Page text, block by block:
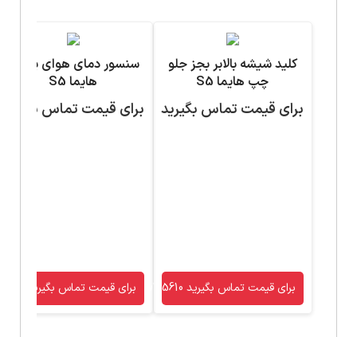
کلید شیشه بالابر بجز جلو
چپ هایما S5
برای قیمت تماس بگیرید
برای قیمت تماس بگیرید 09120755610
سنسور دمای هوای بیرون
هایما S5
برای قیمت تماس بگیرید
برای قیمت تماس بگیرید 09120755610